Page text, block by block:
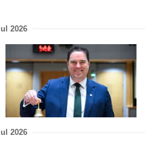
2026
2026